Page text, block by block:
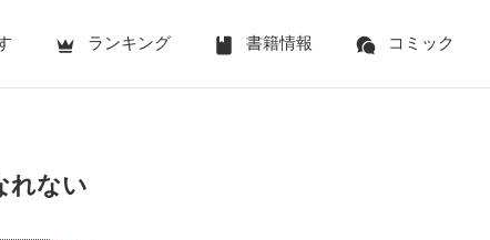
ランキング 書籍情報 コミック
れない